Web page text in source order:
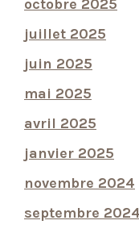
octobre 2025
juillet 2025
juin 2025
mai 2025
avril 2025
janvier 2025
novembre 2024
septembre 2024